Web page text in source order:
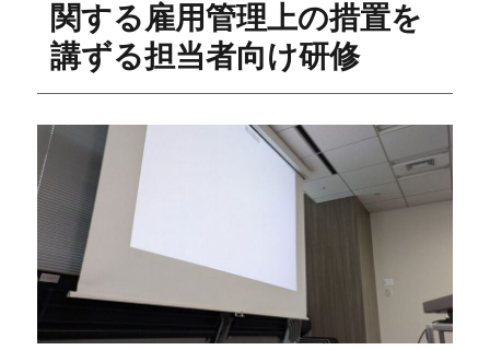
関する雇用管理上の措置を
講ずる担当者向け研修